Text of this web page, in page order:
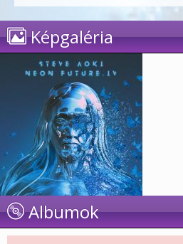
Képgaléria
Albumok